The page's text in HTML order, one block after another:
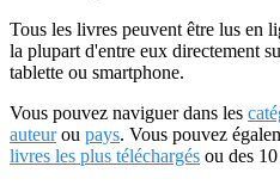
Tous les livres peuvent être lus en
la plupart d'entre eux directement
tablette ou smartphone.
Vous pouvez naviguer dans les
auteurou pays. Vous pouvez
livres les plus téléchargés ou des